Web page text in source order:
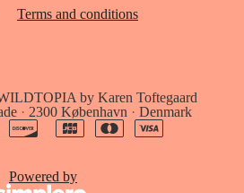
Terms and conditions
by Karen Toftegaard
· 2300 København · Denmark
Powered by